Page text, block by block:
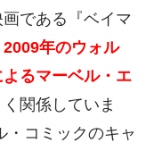
である『ベイマ
2009年のウォル
るマーベル・エ
関係していま
・コミックのキャ